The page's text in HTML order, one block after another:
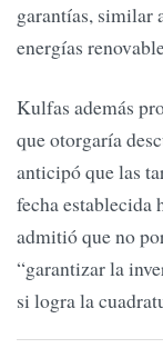
garantías, similar
energías
Kulfas además
que otorgaría
anticipó que las
fecha establecida
admitió que no
“garantizar la
si logra la